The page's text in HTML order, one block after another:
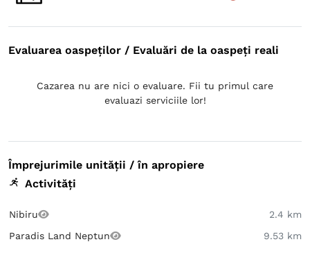
Evaluarea oaspeților / Evaluări de la oaspeți reali
Cazarea nu are nici o evaluare. Fii tu primul care
evaluazi serviciile lor!
Împrejurimile unității / în apropiere
Activități
Nibiru
2.4 km
Paradis Land Neptun
9.53 km